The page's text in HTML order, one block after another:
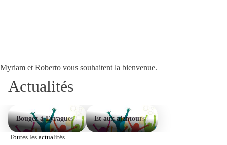
Myriam et Roberto vous souhaitent la bienvenue.
Actualités
Bougez à Eyragues ! Et aux alentours !
Toutes les actualités.